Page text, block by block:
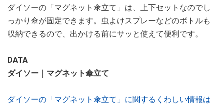
ダイソーの「マグネット傘立て」は、上下セットなのでし
っかり傘が固定できます。虫よけスプレーなどのボトルも
収納できるので、出かける前にサッと使えて便利です。
DATA
ダイソー｜マグネット傘立て
ダイソーの「マグネット傘立て」に関するくわしい情報は